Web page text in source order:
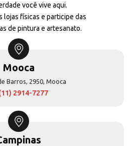
você vive aqui.
lojas físicas e participe das
de pintura e artesanato.
Mooca
Barros, 2950, Mooca
2914-7277